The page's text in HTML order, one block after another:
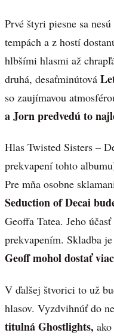
Prvé štyri piesne sa
tempách a z hostí
hlbšími hlasmi až
druhá, desaťminútová
so zaujímavou
a Jorn predvedú to
Hlas Twisted Sisters –
prekvapení tohto
Pre mňa osobne
Seduction of Decai
Geoffa Tatea. Jeho
prekvapením. Skladba
Geoff mohol dostať
V ďalšej štvorici to už
hlasov. Vyzdvihnúť do
titulná Ghostlights,